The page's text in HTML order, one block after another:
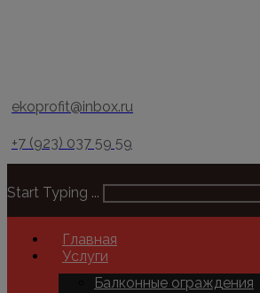
ekoprofit@inbox.ru
+7 (923) 037 59 59
Start Typing ...
Главная
Услуги
Балконные ограждения